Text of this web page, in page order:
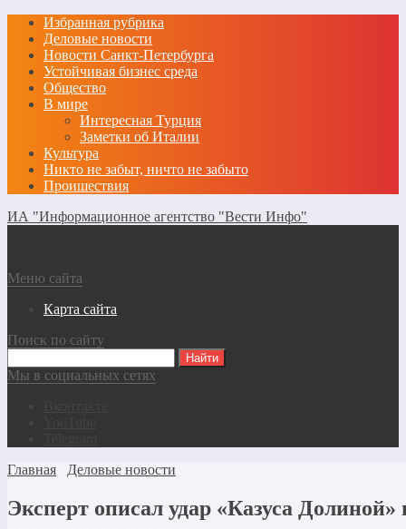
Избранная рубрика
Деловые новости
Новости Санкт-Петербурга
Устойчивая бизнес среда
Общество
В мире
Интересная Турция
Заметки об Италии
Культура
Никто не забыт, ничто не забыто
Проишествия
ИА "Информационное агентство "Вести Инфо"
Меню сайта
Карта сайта
Поиск по сайту
Мы в социальных сетях
Главная
Деловые новости
Эксперт описал удар «Казуса